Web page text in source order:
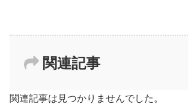
関連記事
関連記事は見つかりませんでした。